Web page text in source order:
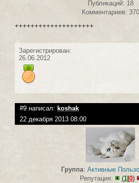
Публикаций: 18
Комментариев: 370
++++++++++++++++++++
Зарегистрирован:
26.06.2012
#9 написал: koshak
22 декабря 2013 08:00
Группа: Активные
Репутация:
(1| 0)